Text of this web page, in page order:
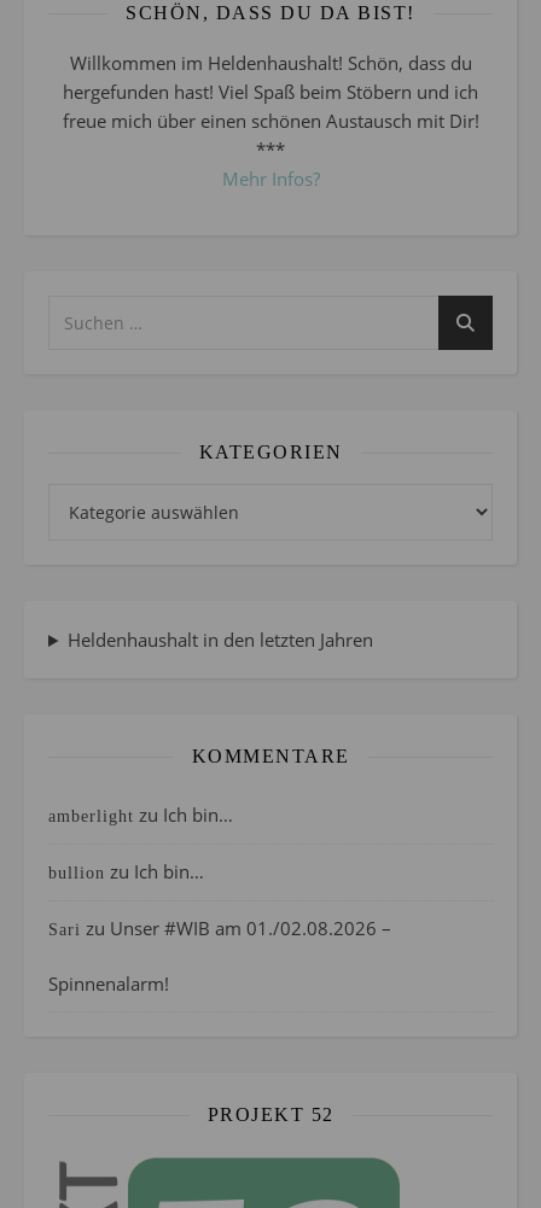
SCHÖN, DASS DU DA BIST!
Willkommen im Heldenhaushalt! Schön, dass du
hergefunden hast! Viel Spaß beim Stöbern und ich
freue mich über einen schönen Austausch mit Dir!
***
Mehr Infos?
KATEGORIEN
Heldenhaushalt in den letzten Jahren
KOMMENTARE
amberlight zu Ich bin…
bullion zu Ich bin…
Sari zu Unser #WIB am 01./02.08.2026 –
Spinnenalarm!
PROJEKT 52